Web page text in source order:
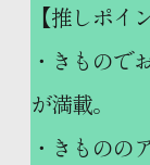
【推しポイ
・きもので
が満載。
・きものの